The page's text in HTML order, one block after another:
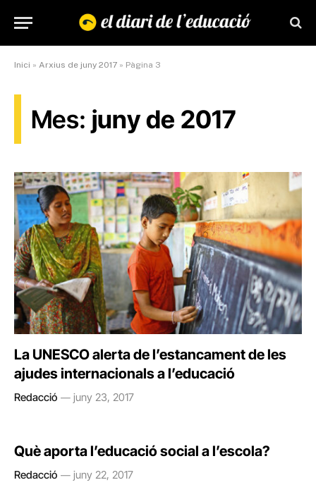
Inici » Arxius de juny 2017 » Pàgina 3
Mes: juny de 2017
La UNESCO alerta de l’estancament de les
ajudes internacionals a l’educació
Redacció juny 23, 2017
Què aporta l’educació social a l’escola?
Redacció juny 22, 2017